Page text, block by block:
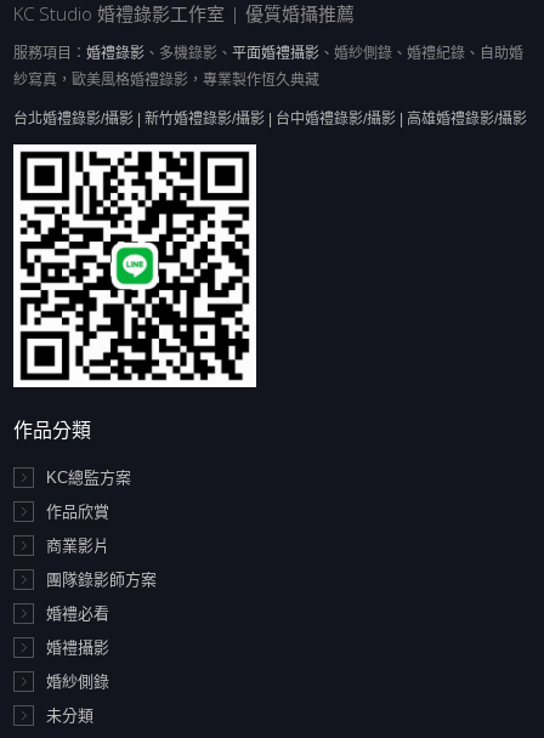
KC Studio 婚禮錄影工作室 | 優質婚攝推薦
服務項目：婚禮錄影 、多機錄影、平面婚禮攝影 、婚紗側錄、婚禮紀錄、自助婚
紗寫真，歐美風格婚禮錄影，專業製作恆久典藏
台北婚禮錄影/攝影 | 新竹婚禮錄影/攝影 | 台中婚禮錄影/攝影 | 高雄婚禮錄影/攝影
作品分類
KC總監方案
作品欣賞
商業影片
團隊錄影師方案
婚禮必看
婚禮攝影
婚紗側錄
未分類